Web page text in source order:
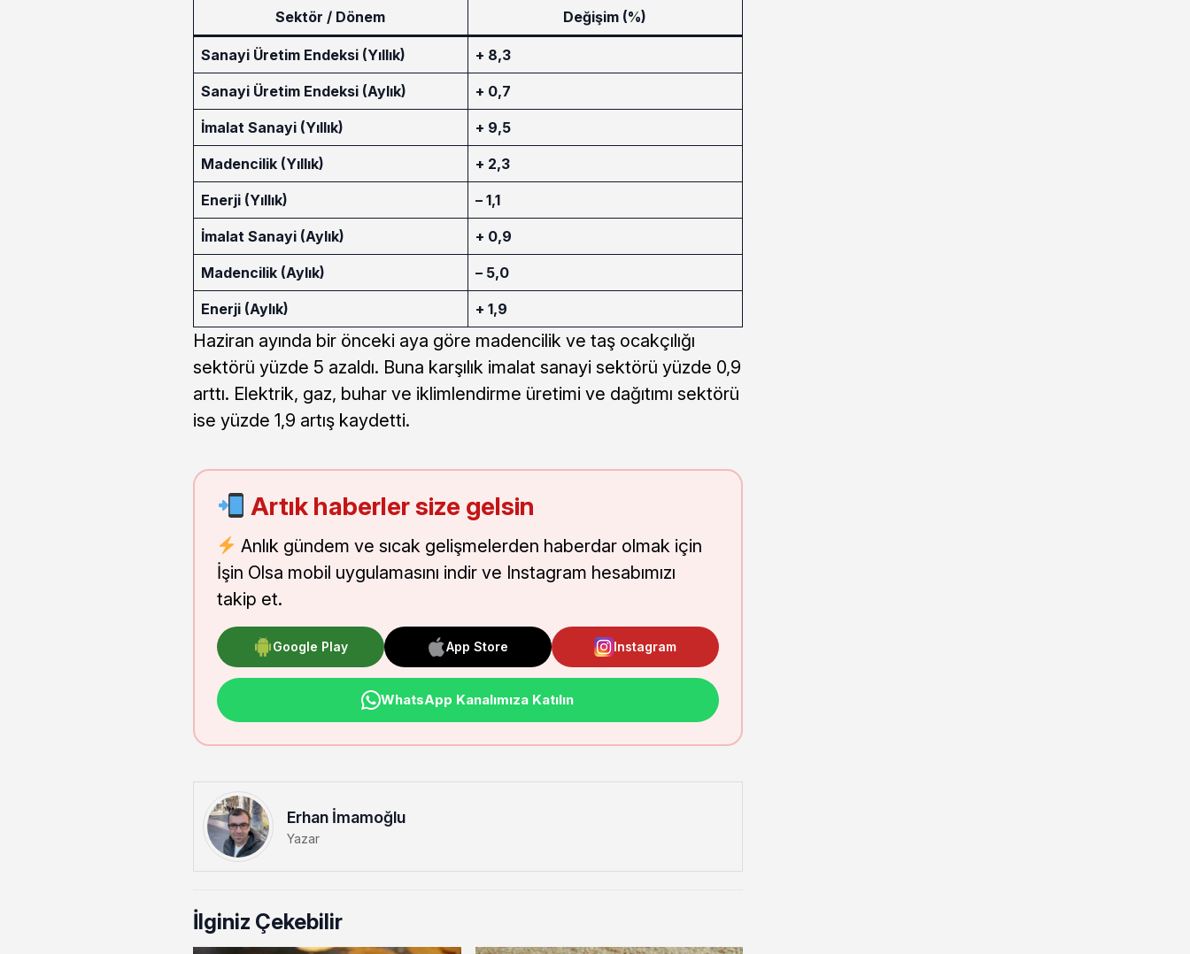
Sektör / Dönem Değişim (%)
Sanayi Üretim Endeksi (Yıllık) + 8,3
Sanayi Üretim Endeksi (Aylık) + 0,7
İmalat Sanayi (Yıllık) + 9,5
Madencilik (Yıllık) + 2,3
Enerji (Yıllık) – 1,1
İmalat Sanayi (Aylık) + 0,9
Madencilik (Aylık) – 5,0
Enerji (Aylık) + 1,9
Haziran ayında bir önceki aya göre madencilik ve taş ocakçılığı
sektörü yüzde 5 azaldı. Buna karşılık imalat sanayi sektörü yüzde 0,9
arttı. Elektrik, gaz, buhar ve iklimlendirme üretimi ve dağıtımı sektörü
ise yüzde 1,9 artış kaydetti.
Artık haberler size gelsin
Anlık gündem ve sıcak gelişmelerden haberdar olmak için
İşin Olsa mobil uygulamasını indir ve Instagram hesabımızı
takip et.
Google Play App Store Instagram
WhatsApp Kanalımıza Katılın
Erhan İmamoğlu
Yazar
İlginiz Çekebilir